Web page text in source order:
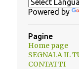
Powered by
Pagine
Home page
SEGNALA IL
CONTATTI